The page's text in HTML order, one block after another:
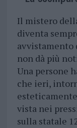
Il mistero
diventa
avvistamento
non dà più
Una persone
che ieri,
vista nei
sulla statale